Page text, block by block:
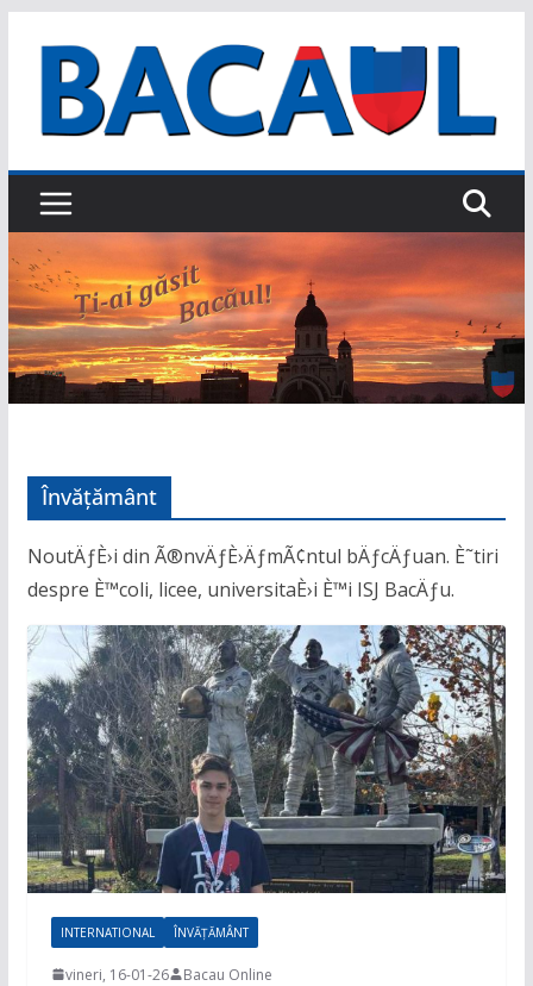
conținut
Învățământ
NoutÄƒÈ›i din Ã®nvÄƒÈ›ÄƒmÃ¢ntul bÄƒcÄƒuan. È˜tiri
despre È™coli, licee, universitaÈ›i È™i ISJ BacÄƒu.
INTERNATIONAL ÎNVĂȚĂMÂNT
vineri, 16-01-26 Bacau Online